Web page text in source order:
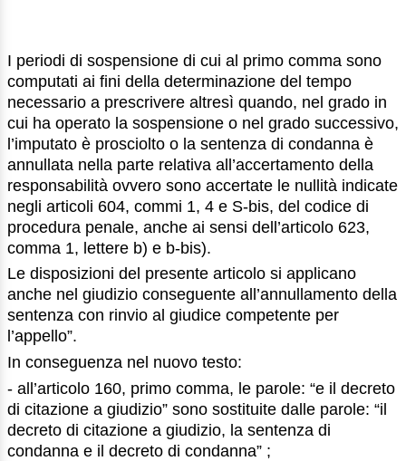
I periodi di sospensione di cui al primo comma sono
computati ai fini della determinazione del tempo
necessario a prescrivere altresì quando, nel grado in
cui ha operato la sospensione o nel grado successivo,
l’imputato è prosciolto o la sentenza di condanna è
annullata nella parte relativa all’accertamento della
responsabilità ovvero sono accertate le nullità indicate
negli articoli 604, commi 1, 4 e S-bis, del codice di
procedura penale, anche ai sensi dell’articolo 623,
comma 1, lettere b) e b-bis).
Le disposizioni del presente articolo si applicano
anche nel giudizio conseguente all’annullamento della
sentenza con rinvio al giudice competente per
l’appello”.
In conseguenza nel nuovo testo:
- all’articolo 160, primo comma, le parole: “e il decreto
di citazione a giudizio” sono sostituite dalle parole: “il
decreto di citazione a giudizio, la sentenza di
condanna e il decreto di condanna” ;